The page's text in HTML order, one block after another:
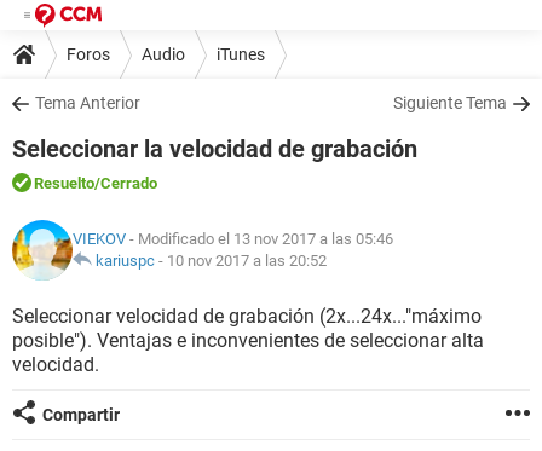
Foros Audio iTunes
Tema Anterior Siguiente Tema
Seleccionar la velocidad de grabación
Resuelto/Cerrado
VIEKOV - Modificado el 13 nov 2017 a las 05:46
kariuspc - 10 nov 2017 a las 20:52
Seleccionar velocidad de grabación (2x...24x..."máximo
posible"). Ventajas e inconvenientes de seleccionar alta
velocidad.
Compartir